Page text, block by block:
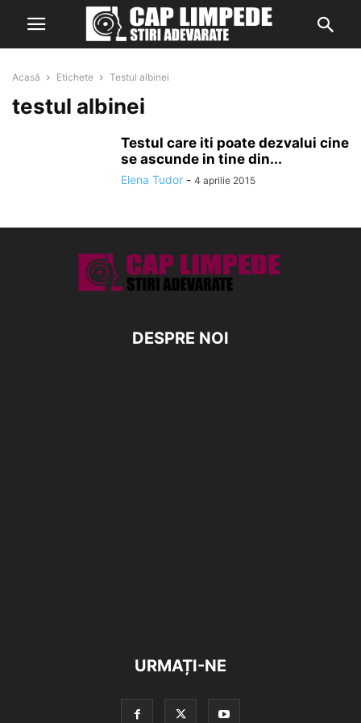
Acasă Etichete Testul albinei
testul albinei
Testul care iti poate dezvalui cine
se ascunde in tine din...
Elena Tudor - 4 aprilie 2015
DESPRE NOI
URMAȚI-NE